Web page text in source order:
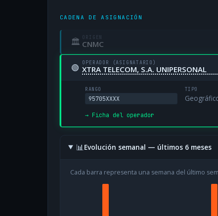
CADENA DE ASIGNACIÓN
🏛 ORIGEN
CNMC
🟢 OPERADOR (ASIGNATARIO)
XTRA TELECOM, S.A. UNIPERSONAL
RANGO
95705XXXX
TIPO
→ Ficha del operador
📊Evolución semanal — últimos 6 meses
Cada barra representa una semana del último